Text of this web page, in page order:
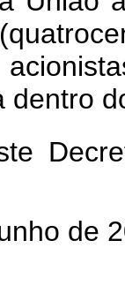
dentro
de